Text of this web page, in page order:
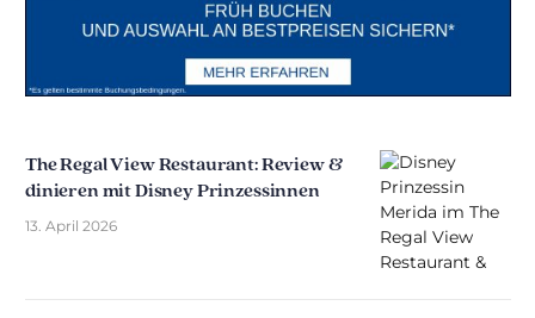
The Regal View Restaurant: Review &
dinieren mit Disney Prinzessinnen
13. April 2026